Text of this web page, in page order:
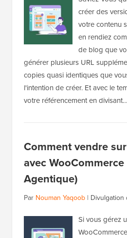
créer des
votre contenu
en rendiez
de blog que
générer plusieurs URL
copies quasi identiques que
l'intention de créer. Et avec le
votre référencement en divisant…
Comment vendre
avec
Agentique)
Par Nouman Yaqoob |
Si vous gérez